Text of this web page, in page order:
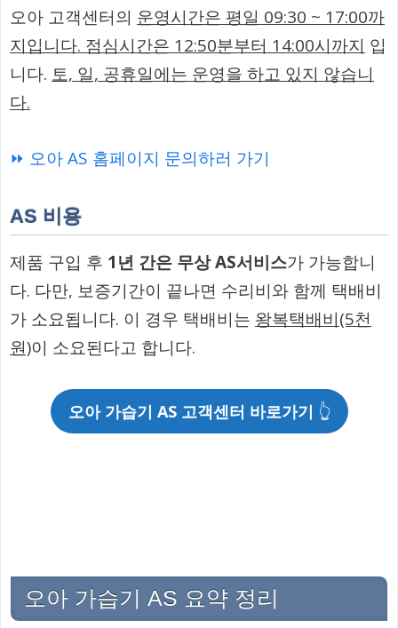
오아 고객센터의 운영시간은 평일 09:30 ~ 17:00까
지입니다. 점심시간은 12:50분부터 14:00시까지 입
니다. 토, 일, 공휴일에는 운영을 하고 있지 않습니
다.
⏩ 오아 AS 홈페이지 문의하러 가기
AS 비용
제품 구입 후 1년 간은 무상 AS서비스가 가능합니
다. 다만, 보증기간이 끝나면 수리비와 함께 택배비
가 소요됩니다. 이 경우 택배비는 왕복택배비(5천
원)이 소요된다고 합니다.
오아 가습기 AS 고객센터 바로가기 👆
오아 가습기 AS 요약 정리